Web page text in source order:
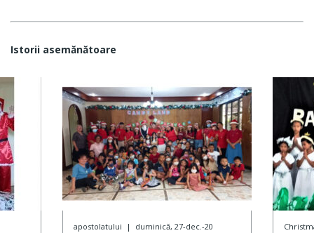
Istorii asemănătoare
apostolatului | duminică, 27-dec.-20